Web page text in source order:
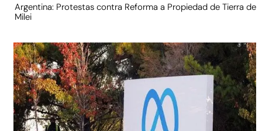
Argentina: Protestas contra Reforma a Propiedad de Tierra de
Milei